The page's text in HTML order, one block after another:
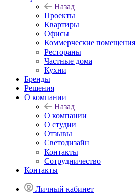
Назад
Проекты
Квартиры
Офисы
Коммерческие помещения
Рестораны
Частные дома
Кухни
Бренды
Решения
О компании
Назад
О компании
О студии
Отзывы
Светодизайн
Контакты
Сотрудничество
Контакты
Личный кабинет